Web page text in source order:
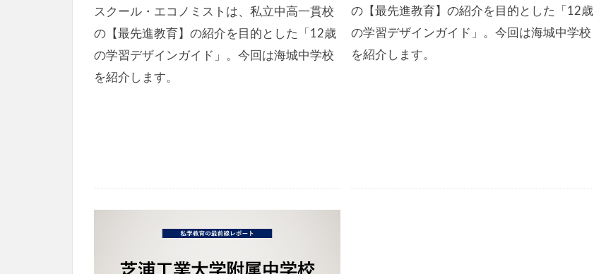
スクール・エコノミストは、私立中高一貫校
の【最先進教育】の紹介を目的とした「12歳
の学習デザインガイド」。今回は海城中学校
を紹介します。
の【最先進教育】の紹介を目的とした「12歳
の学習デザインガイド」。今回は海城中学校
を紹介します。